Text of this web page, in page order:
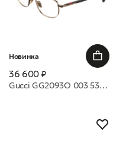
Новинка
36 600 ₽
Gucci GG2093O 003 53 оправа